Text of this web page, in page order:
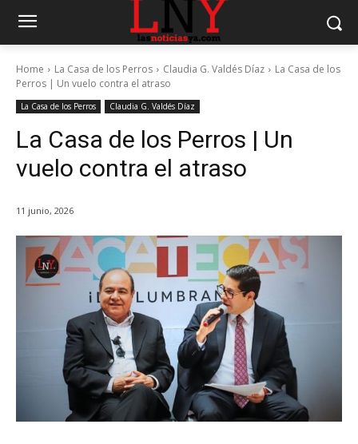
Home La Casa de los Perros Claudia G. Valdés Díaz
La Casa de los
Perros | Un vuelo contra el atraso
La Casa de los Perros Claudia G. Valdés Díaz
La Casa de los Perros | Un
vuelo contra el atraso
11 junio, 2026